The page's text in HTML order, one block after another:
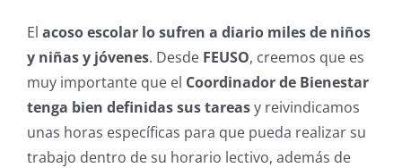
El acoso escolar lo sufren a diario miles de niños
y niñas y jóvenes. Desde FEUSO, creemos que es
muy importante que el Coordinador de Bienestar
tenga bien definidas sus tareasy reivindicamos
unas horas específicas para que pueda realizar su
trabajo dentro de su horario lectivo, además de